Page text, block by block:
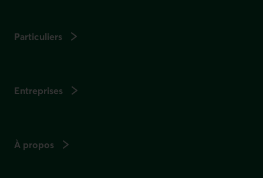
Particuliers
Entreprises
À propos